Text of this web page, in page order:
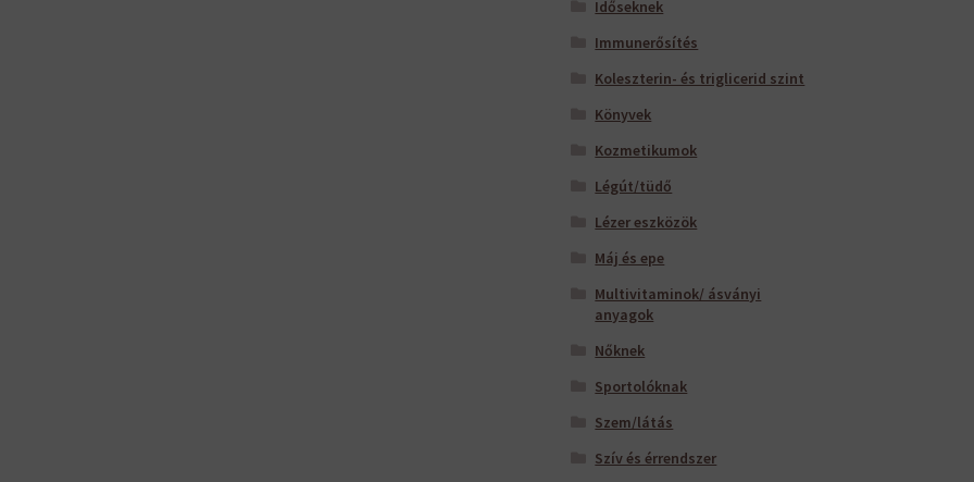
Időseknek
Immunerősítés
Koleszterin- és triglicerid szint
Könyvek
Kozmetikumok
Légút/tüdő
Lézer eszközök
Máj és epe
Multivitaminok/ ásványi
anyagok
Nőknek
Sportolóknak
Szem/látás
Szív és érrendszer